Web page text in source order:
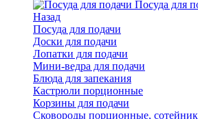
Посуда для
Назад
Посуда для подачи
Доски для подачи
Лопатки для подачи
Мини-ведра для подачи
Блюда для запекания
Кастрюли порционные
Корзины для подачи
Сковороды порционные,